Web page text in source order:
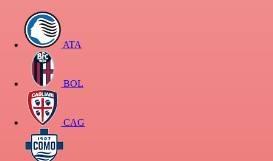
ATA
BOL
CAG